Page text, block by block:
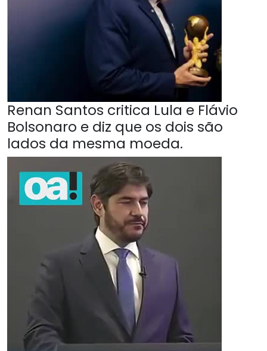
Renan Santos critica Lula e Flávio
Bolsonaro e diz que os dois são
lados da mesma moeda.